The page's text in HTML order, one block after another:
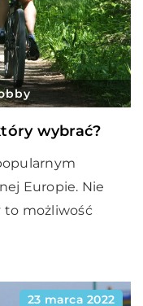
wybrać?
Europie. Nie
to możliwość
23 marca 2022